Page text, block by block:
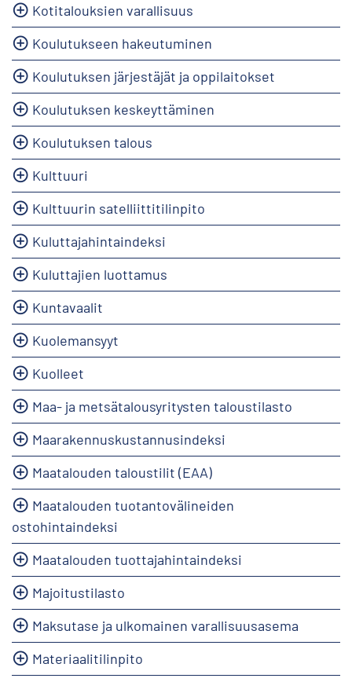
Kotitalouksien varallisuus
Koulutukseen hakeutuminen
Koulutuksen järjestäjät ja oppilaitokset
Koulutuksen keskeyttäminen
Koulutuksen talous
Kulttuuri
Kulttuurin satelliittitilinpito
Kuluttajahintaindeksi
Kuluttajien luottamus
Kuntavaalit
Kuolemansyyt
Kuolleet
Maa- ja metsätalousyritysten taloustilasto
Maarakennuskustannusindeksi
Maatalouden taloustilit (EAA)
Maatalouden tuotantovälineiden
ostohintaindeksi
Maatalouden tuottajahintaindeksi
Majoitustilasto
Maksutase ja ulkomainen varallisuusasema
Materiaalitilinpito